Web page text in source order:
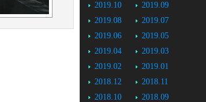
2019.10
2019.09
2019.08
2019.07
2019.06
2019.05
2019.04
2019.03
2019.02
2019.01
2018.12
2018.11
2018.10
2018.09